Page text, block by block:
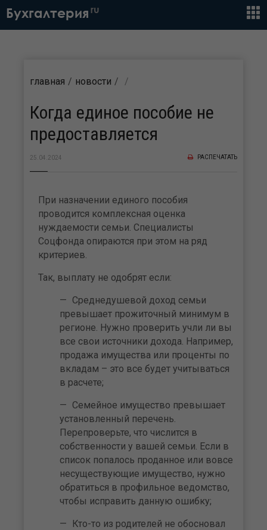
Бухгалтерия ru
главная новости
Когда единое пособие не
предоставляется
25.04.2024 РАСПЕЧАТАТЬ
При назначении единого пособия
проводится комплексная оценка
нуждаемости семьи. Специалисты
Соцфонда опираются при этом на ряд
критериев.
Так, выплату не одобрят если:
Среднедушевой доход семьи
превышает прожиточный минимум в
регионе. Нужно проверить учли ли вы
все свои источники дохода. Например,
продажа имущества или проценты по
вкладам – это все будет учитываться
в расчете;
Семейное имущество превышает
установленный перечень.
Перепроверьте, что числится в
собственности у вашей семьи. Если в
список попалось проданное или вовсе
несуществующие имущество, нужно
обратиться в профильное ведомство,
чтобы исправить данную ошибку;
Кто-то из родителей не обосновал